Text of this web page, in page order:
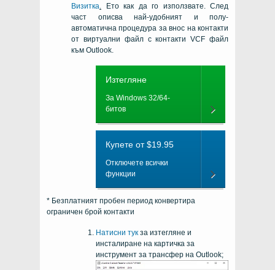
Визитка. Ето как да го използвате. След
част описва най-удобният и полу-
автоматична процедура за внос на контакти
от виртуални файл с контакти VCF файл
към Outlook.
Изтегляне
За Windows 32/64-
битов
Купете от $19.95
Отключете всички
функции
* Безплатният пробен период конвертира
ограничен брой контакти
Натисни тук за изтегляне и
инсталиране на картичка за
инструмент за трансфер на Outlook;